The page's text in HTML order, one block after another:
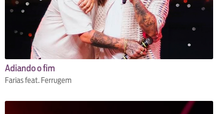
Adiando o fim
Farias feat. Ferrugem